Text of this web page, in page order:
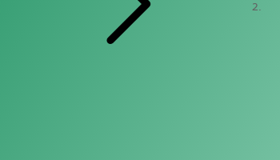
2.0 Veilig kunnen betalen. Chartaal en giraal.